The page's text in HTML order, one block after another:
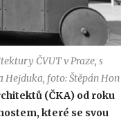
ČVUT v Praze, s
foto: Štěpán Hon
(ČKA) od roku
které se svou